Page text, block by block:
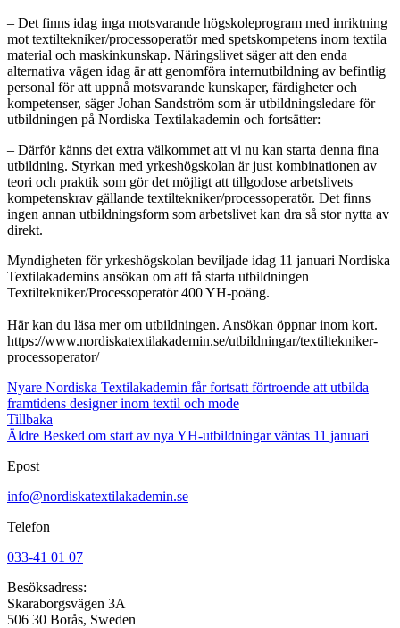
– Det finns idag inga motsvarande högskoleprogram med inriktning
mot textiltekniker/processoperatör med spetskompetens inom textila
material och maskinkunskap. Näringslivet säger att den enda
alternativa vägen idag är att genomföra internutbildning av befintlig
personal för att uppnå motsvarande kunskaper, färdigheter och
kompetenser, säger Johan Sandström som är utbildningsledare för
utbildningen på Nordiska Textilakademin och fortsätter:
– Därför känns det extra välkommet att vi nu kan starta denna fina
utbildning. Styrkan med yrkeshögskolan är just kombinationen av
teori och praktik som gör det möjligt att tillgodose arbetslivets
kompetenskrav gällande textiltekniker/processoperatör. Det finns
ingen annan utbildningsform som arbetslivet kan dra så stor nytta av
direkt.
Myndigheten för yrkeshögskolan beviljade idag 11 januari Nordiska
Textilakademins ansökan om att få starta utbildningen
Textiltekniker/Processoperatör 400 YH-poäng.
Här kan du läsa mer om utbildningen. Ansökan öppnar inom kort.
https://www.nordiskatextilakademin.se/utbildningar/textiltekniker-
processoperator/
Nyare Nordiska Textilakademin får fortsatt förtroende att utbilda
framtidens designer inom textil och mode
Tillbaka
Äldre Besked om start av nya YH-utbildningar väntas 11 januari
Epost
info@nordiskatextilakademin.se
Telefon
033-41 01 07
Besöksadress:
Skaraborgsvägen 3A
506 30 Borås, Sweden